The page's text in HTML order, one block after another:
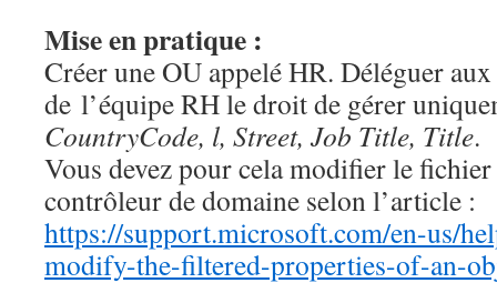
Mise en pratique :
Créer une OU appelé HR. Déléguer
de l’équipe RH le droit de gérer
CountryCode, l, Street, Job Title, Title.
Vous devez pour cela modifier le fichier
contrôleur de domaine selon l’article :
https://support.microsoft.com/en-us/
modify-the-filtered-properties-of-an-